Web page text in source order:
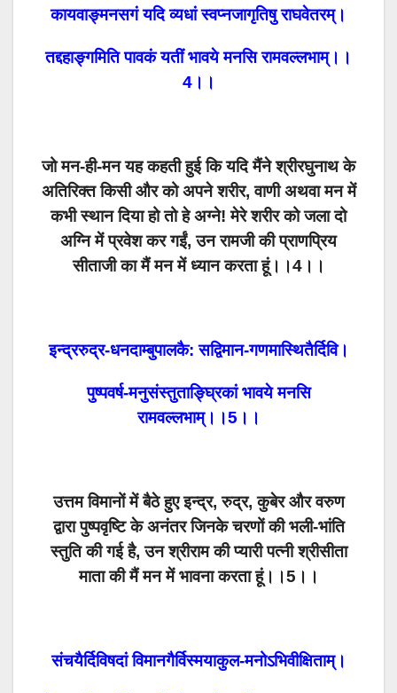
कायवाङ्मनसगं यदि व्यधां स्वप्नजागृतिषु राघवेतरम्।
तद्दहाङ्गमिति पावकं यतीं भावये मनसि रामवल्लभाम्।।
4।।
जो मन-ही-मन यह कहती हुई कि यदि मैंने श्रीरघुनाथ के
अतिरिक्त किसी और को अपने शरीर, वाणी अथवा मन में
कभी स्थान दिया हो तो हे अग्ने! मेरे शरीर को जला दो
अग्नि में प्रवेश कर गईं, उन रामजी की प्राणप्रिय
सीताजी का मैं मन में ध्यान करता हूं।।4।।
इन्द्ररुद्र-धनदाम्बुपालकै: सद्विमान-गणमास्थितैर्दिवि।
पुष्पवर्ष-मनुसंस्तुताङ्घ्रिकां भावये मनसि
रामवल्लभाम्।।5।।
उत्तम विमानों में बैठे हुए इन्द्र, रुद्र, कुबेर और वरुण
द्वारा पुष्पवृष्टि के अनंतर जिनके चरणों की भली-भांति
स्तुति की गई है, उन श्रीराम की प्यारी पत्नी श्रीसीता
माता की मैं मन में भावना करता हूं।।5।।
संचयैर्दिविषदां विमानगैर्विस्मयाकुल-मनोऽभिवीक्षिताम्।